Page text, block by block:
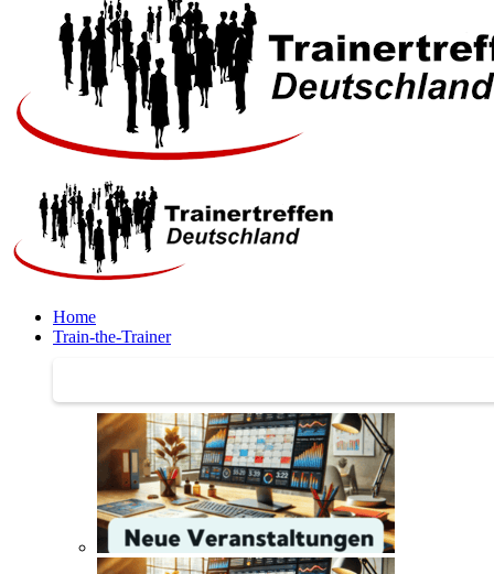
Home
Train-the-Trainer